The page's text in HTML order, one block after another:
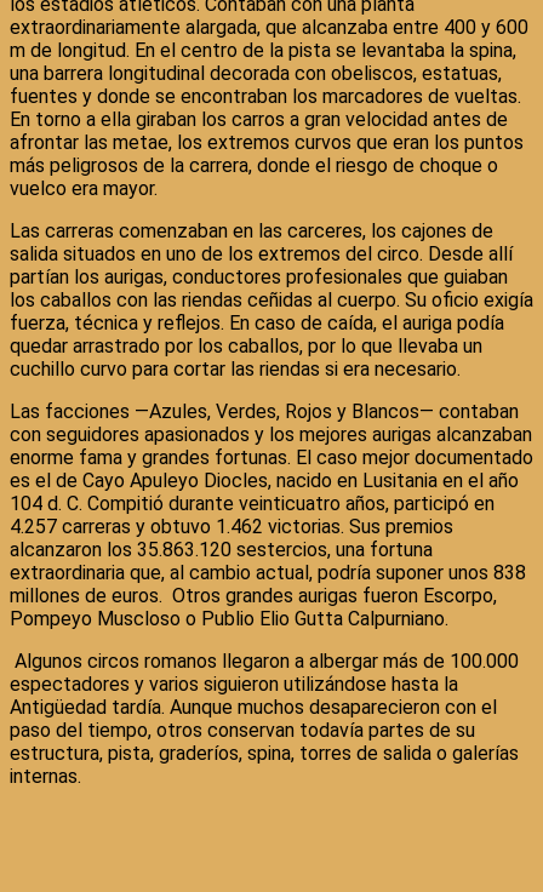
extraordinariamente alargada, que alcanzaba entre 400 y 600
m de longitud. En el centro de la pista se levantaba la spina,
una barrera longitudinal decorada con obeliscos, estatuas,
fuentes y donde se encontraban los marcadores de vueltas.
En torno a ella giraban los carros a gran velocidad antes de
afrontar las metae, los extremos curvos que eran los puntos
más peligrosos de la carrera, donde el riesgo de choque o
vuelco era mayor.
Las carreras comenzaban en las carceres, los cajones de
salida situados en uno de los extremos del circo. Desde allí
partían los aurigas, conductores profesionales que guiaban
los caballos con las riendas ceñidas al cuerpo. Su oficio exigía
fuerza, técnica y reflejos. En caso de caída, el auriga podía
quedar arrastrado por los caballos, por lo que llevaba un
cuchillo curvo para cortar las riendas si era necesario.
Las facciones —Azules, Verdes, Rojos y Blancos— contaban
con seguidores apasionados y los mejores aurigas alcanzaban
enorme fama y grandes fortunas. El caso mejor documentado
es el de Cayo Apuleyo Diocles, nacido en Lusitania en el año
104 d. C. Compitió durante veinticuatro años, participó en
4.257 carreras y obtuvo 1.462 victorias. Sus premios
alcanzaron los 35.863.120 sestercios, una fortuna
extraordinaria que, al cambio actual, podría suponer unos 838
millones de euros. Otros grandes aurigas fueron Escorpo,
Pompeyo Muscloso o Publio Elio Gutta Calpurniano.
Algunos circos romanos llegaron a albergar más de 100.000
espectadores y varios siguieron utilizándose hasta la
Antigüedad tardía. Aunque muchos desaparecieron con el
paso del tiempo, otros conservan todavía partes de su
estructura, pista, graderíos, spina, torres de salida o galerías
internas.